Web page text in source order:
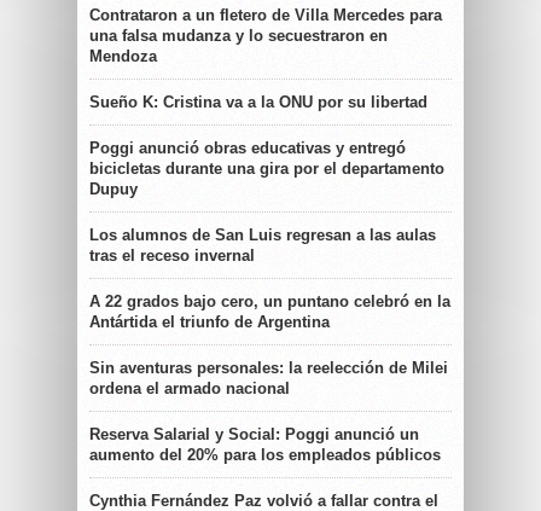
Contrataron a un fletero de Villa Mercedes para
una falsa mudanza y lo secuestraron en
Mendoza
Sueño K: Cristina va a la ONU por su libertad
Poggi anunció obras educativas y entregó
bicicletas durante una gira por el departamento
Dupuy
Los alumnos de San Luis regresan a las aulas
tras el receso invernal
A 22 grados bajo cero, un puntano celebró en la
Antártida el triunfo de Argentina
Sin aventuras personales: la reelección de Milei
ordena el armado nacional
Reserva Salarial y Social: Poggi anunció un
aumento del 20% para los empleados públicos
Cynthia Fernández Paz volvió a fallar contra el